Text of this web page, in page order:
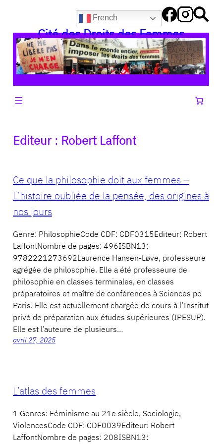
contenu
French
Cité des Droits des Femmes
Editeur : Robert Laffont
Ce que la philosophie doit aux femmes –
L’histoire oubliée de la pensée, des origines à
nos jours
Genre: PhilosophieCode CDF: CDF0315Editeur: Robert
LaffontNombre de pages: 496ISBN13:
9782221273692Laurence Hansen-Løve, professeure
agrégée de philosophie. Elle a été professeure de
philosophie en classes terminales, en classes
préparatoires et maître de conférences à Sciences po
Paris. Elle est actuellement chargée de cours à l’Institut
privé de préparation aux études supérieures (IPESUP).
Elle est l’auteure de plusieurs…
avril 27, 2025
L’atlas des femmes
1 Genres: Féminisme au 21e siècle, Sociologie,
ViolencesCode CDF: CDF0039Editeur: Robert
LaffontNombre de pages: 208ISBN13: